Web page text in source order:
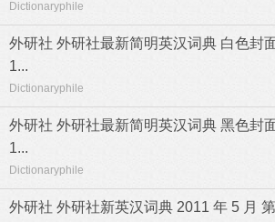
Dictionaryphile
外研社 外研社最新简明英汉词典 白色封
1...
Dictionaryphile
外研社 外研社最新简明英汉词典 黑色封
1...
Dictionaryphile
外研社 外研社新英汉词典 2011 年 5 月